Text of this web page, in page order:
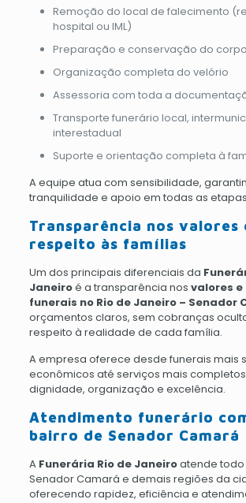
Remoção do local de falecimento
hospital ou IML)
Preparação e conservação do corpo
Organização completa do velório
Assessoria com toda a
Transporte funerário local,
interestadual
Suporte e orientação completa à
A equipe atua com sensibilidade,
tranquilidade e apoio em todas as
Transparência nos valores
respeito às famílias
Um dos principais diferenciais da
Janeiroé a transparência nos valores
funerais no Rio de Janeiro – Senador
orçamentos claros, sem cobranças
respeito à realidade de cada família.
A empresa oferece desde funerais mais
econômicos até serviços mais
dignidade, organização e excelência.
Atendimento funerário
bairro de Senador Camará
A Funerária Rio de Janeiroatende todo
Senador Camará e demais regiões da
oferecendo rapidez, eficiência e